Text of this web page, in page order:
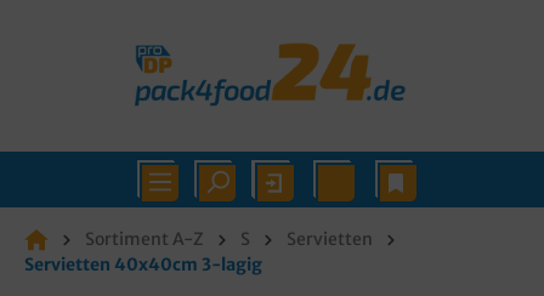
Sortiment A-Z S
Servietten
Servietten 40x40cm 3-lagig